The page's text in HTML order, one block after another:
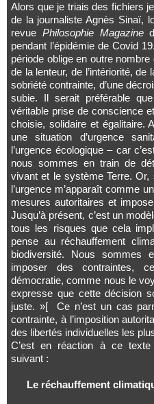
Alors que je triais des fichiers
de la journaliste Agnès Sinaï,
revue Philosophie Magazine
pendant l’épidémie de Covid
période oblige en outre nombre
de la lenteur, de l’intériorité, de
sobriété contrainte, d’une
subie. Il serait préférable
véritable prise de conscience
choisie, solidaire et égalitaire.
une situation d’urgence
l’urgence écologique – car
nous sommes en train de
vivant et le système Terre.
l’urgence m’apparaît comme
mesures autoritaires et
Jusqu’à présent, c’est un
tous les risques que cela
pense au réchauffement
biodiversité. Nous sommes
imposer des contraintes,
démocratie, comme nous le
expresse que cette décision
juste. »[ Ce n’est un cas
contrainte, à l’imposition
des libertés individuelles les
C’est en réaction à ce
suivant :
Le réchauffement